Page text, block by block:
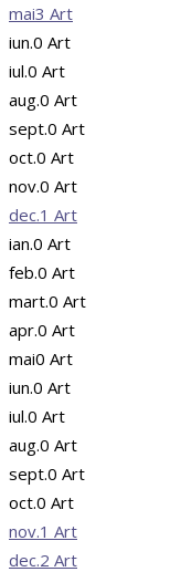
mai3 Art
iun.0 Art
iul.0 Art
aug.0 Art
sept.0 Art
oct.0 Art
nov.0 Art
dec.1 Art
ian.0 Art
feb.0 Art
mart.0 Art
apr.0 Art
mai0 Art
iun.0 Art
iul.0 Art
aug.0 Art
sept.0 Art
oct.0 Art
nov.1 Art
dec.2 Art